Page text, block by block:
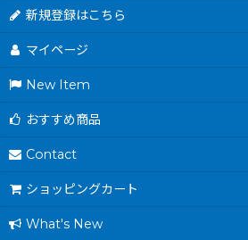
新規登録はこちら
マイページ
New Item
おすすめ商品
Contact
ショッピングカート
What's New